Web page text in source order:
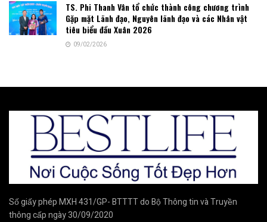
TS. Phi Thanh Vân tổ chức thành công chương trình
Gặp mặt Lãnh đạo, Nguyên lãnh đạo và các Nhân vật
tiêu biểu đầu Xuân 2026
09/02/2026
Số giấy phép MXH 431/GP- BTTTT do Bộ Thông tin và Truyền
thông cấp ngày 30/09/2020